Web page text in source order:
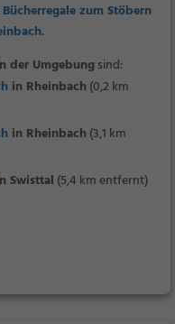
zum Stöbern
.
der Umgebungsind:
in Rheinbach (0,2 km
in Rheinbach (3,1 km
Swisttal (5,4 km entfernt)